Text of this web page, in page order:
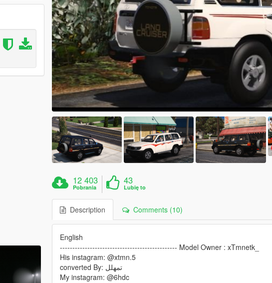
12 403
Pobrania
43
Lubię to
Description Comments (10)
English
----------------------------------------------- Model Owner : xTmnetk_
His instagram: @xtmn.5
converted By: تمهلل
My instagram: @6hdc